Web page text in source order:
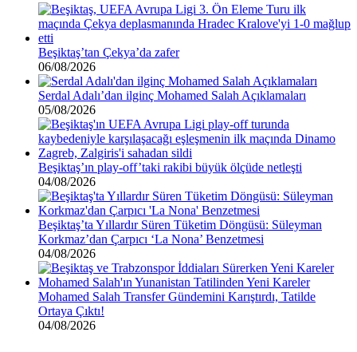
Beşiktaş’tan Çekya’da zafer
06/08/2026
Serdal Adalı’dan ilginç Mohamed Salah Açıklamaları
05/08/2026
Beşiktaş’ın play-off’taki rakibi büyük ölçüde netleşti
04/08/2026
Beşiktaş’ta Yıllardır Süren Tüketim Döngüsü: Süleyman
Korkmaz’dan Çarpıcı ‘La Nona’ Benzetmesi
04/08/2026
Mohamed Salah Transfer Gündemini Karıştırdı, Tatilde
Ortaya Çıktı!
04/08/2026